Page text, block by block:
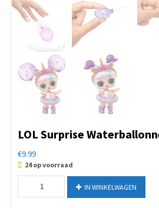
LOL Surprise
€9.99
24 op voorraad
IN WINKELWAGEN